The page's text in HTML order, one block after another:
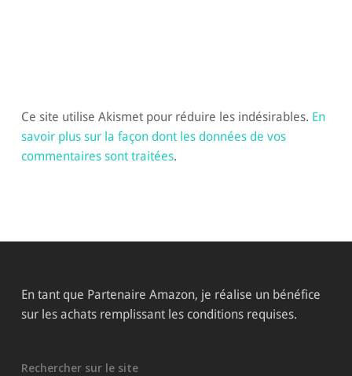
Ce site utilise Akismet pour réduire les indésirables. En
savoir plus sur la façon dont les données de vos
commentaires sont traitées.
En tant que Partenaire Amazon, je réalise un bénéfice
sur les achats remplissant les conditions requises.
Rechercher sur le site